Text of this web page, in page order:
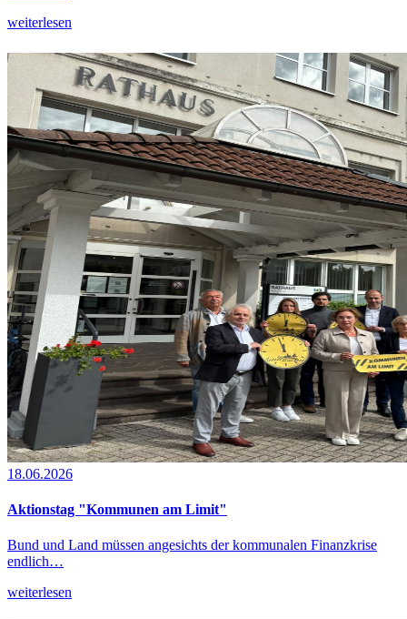
weiterlesen
18.06.2026
Aktionstag "Kommunen am Limit"
Bund und Land müssen angesichts der kommunalen Finanzkrise
endlich…
weiterlesen